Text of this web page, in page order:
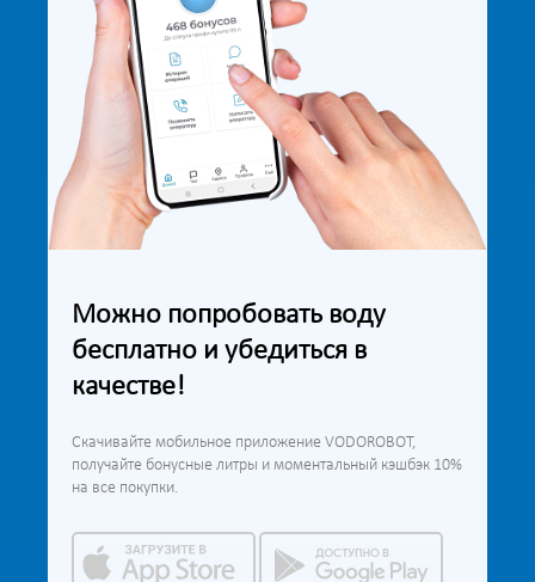
Можно попробовать воду
бесплатно и убедиться в
качестве!
Скачивайте мобильное приложение VODOROBOT,
получайте бонусные литры и моментальный кэшбэк 10%
на все покупки.